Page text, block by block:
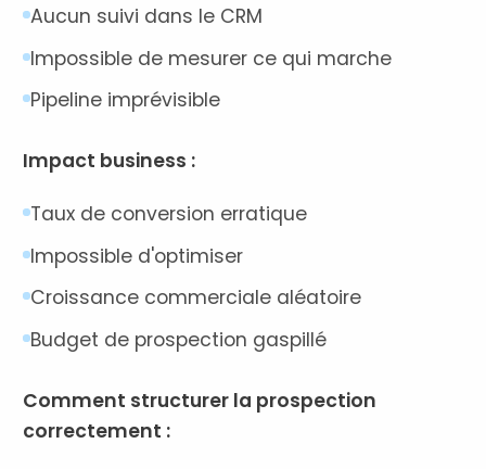
Aucun suivi dans le CRM
Impossible de mesurer ce qui marche
Pipeline imprévisible
Impact business :
Taux de conversion erratique
Impossible d'optimiser
Croissance commerciale aléatoire
Budget de prospection gaspillé
Comment structurer la prospection
correctement :